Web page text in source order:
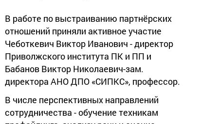
В работе по выстраиванию партнёрских
отношений приняли активное участие
Чеботкевич Виктор Иванович - директор
Приволжского института ПК и ПП и
Бабанов Виктор Николаевич-зам.
директора АНО ДПО «СИПКС», профессор.
В числе перспективных направлений
сотрудничества - обучение техникам